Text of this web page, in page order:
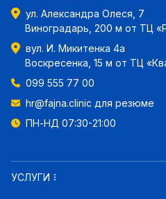
ул. Александра Олеся, 7
Виноградарь, 200 м от ТЦ
вул. И. Микитенка 4а
Воскресенка, 15 м от ТЦ
099 555 77 00
hr@fajna.clinic для резюме
ПН-НД 07:30-21:00
УСЛУГИ